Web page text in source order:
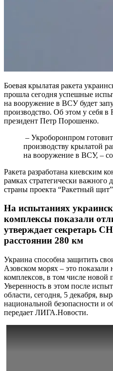
Боевая крылатая ракета
прошла сегодня успешные
на вооружение в ВСУ будет
производство. Об этом у себя в
президент Петр Порошенко.
– Укроборонпром
производству крылатой
на вооружение в ВСУ, –
Ракета разработана киевским
рамках стратегически важного
страны проекта “Ракетный щит”
На испытаниях
комплексы показали
утверждает секретарь
расстоянии 280 км
Украина способна защитить
Азовском морях – это
комплексов, в том числе новой
Уверенность в этом после
области, сегодня, 5 декабря,
национальной безопасности и
передает ЛИГА.Новости.